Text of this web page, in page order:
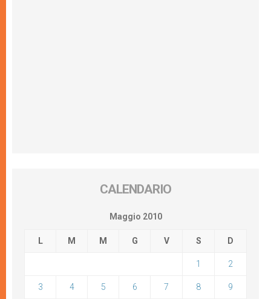
CALENDARIO
Maggio 2010
L M M G V S D
1 2
3 4 5 6 7 8 9